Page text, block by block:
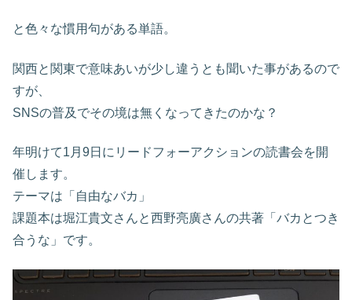
と色々な慣用句がある単語。
関西と関東で意味あいが少し違うとも聞いた事があるので
すが、
SNSの普及でその境は無くなってきたのかな？
年明けて1月9日にリードフォーアクションの読書会を開
催します。
テーマは「自由なバカ」
課題本は堀江貴文さんと西野亮廣さんの共著「バカとつき
合うな」です。